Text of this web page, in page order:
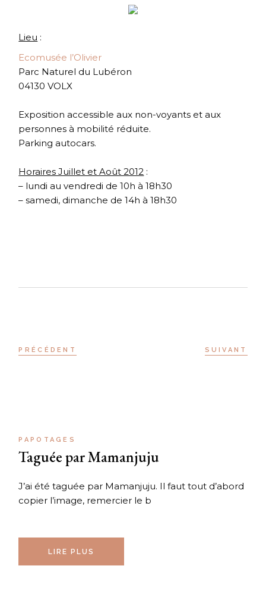
Lieu :
Ecomusée l’Olivier
Parc Naturel du Lubéron
04130 VOLX
Exposition accessible aux non-voyants et aux
personnes à mobilité réduite.
Parking autocars.
Horaires Juillet et Août 2012 :
– lundi au vendredi de 10h à 18h30
– samedi, dimanche de 14h à 18h30
PRÉCÉDENT SUIVANT
PAPOTAGES
Taguée par Mamanjuju
J’ai été taguée par Mamanjuju. Il faut tout d’abord
copier l’image, remercier le b
LIRE PLUS